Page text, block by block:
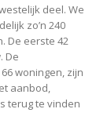
deel. We
zo’n 240
De eerste 42
De
woningen, zijn
aanbod,
terug te vinden